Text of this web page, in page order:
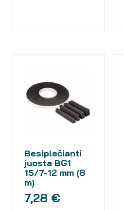
Besiplečianti
juosta BG1
15/7-12 mm (8
m)
7,28 €